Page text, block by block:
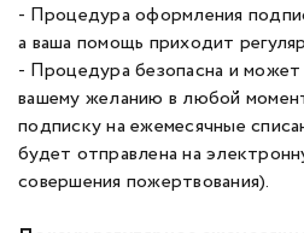
- Процедура оформления
а ваша помощь приходит
- Процедура безопасна и
вашему желанию в любой
подписку на ежемесячные
будет отправлена на
совершения пожертвования).